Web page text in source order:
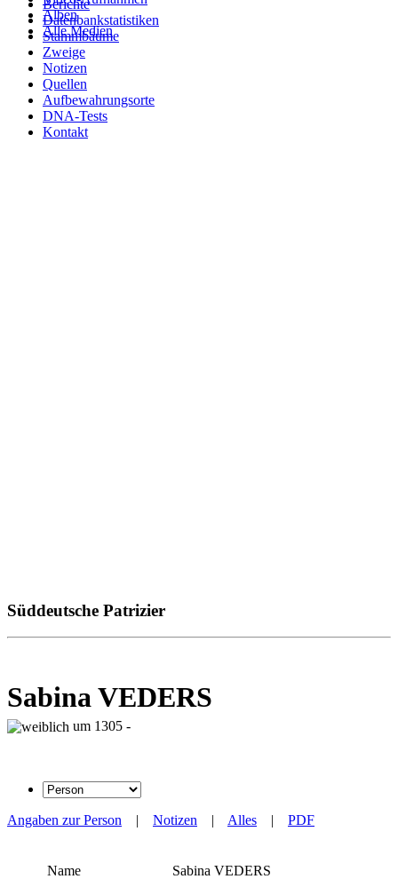
Alben
Alle Medien
Berichte
Datenbankstatistiken
Stammbäume
Zweige
Notizen
Quellen
Aufbewahrungsorte
DNA-Tests
Kontakt
Süddeutsche Patrizier
Sabina VEDERS
um 1305 -
Angaben zur Person | Notizen | Alles | PDF
Name Sabina VEDERS